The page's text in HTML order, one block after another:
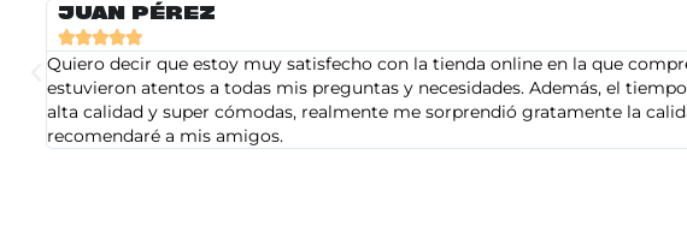
JUAN PÉREZ

Quiero decir que estoy muy satisfecho con la tienda online en la que
estuvieron atentos a todas mis preguntas y necesidades. Además, el
alta calidad y super cómodas, realmente me sorprendió gratamente la
recomendaré a mis amigos.